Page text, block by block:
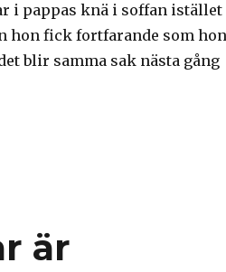
i pappas knä i soffan istället
hon fick fortfarande som hon
blir samma sak nästa gång
är